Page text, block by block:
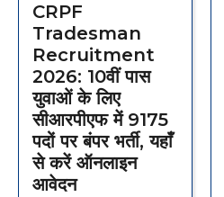
CRPF
Tradesman
Recruitment
2026: 10वीं पास
युवाओं के लिए
सीआरपीएफ में 9175
पदों पर बंपर भर्ती, यहाँ
से करें ऑनलाइन
आवेदन